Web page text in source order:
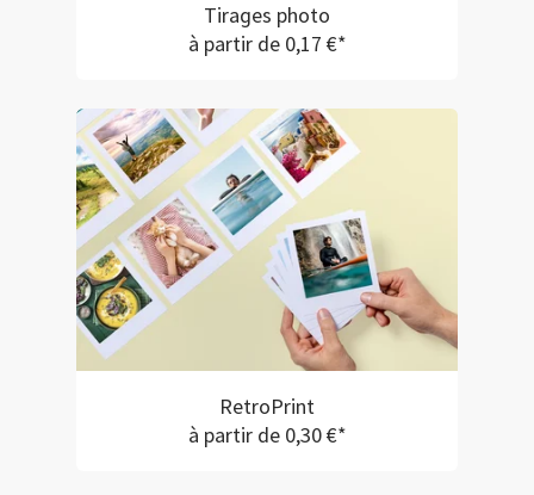
Tirages photo
à partir de 0,17 €*
RetroPrint
à partir de 0,30 €*